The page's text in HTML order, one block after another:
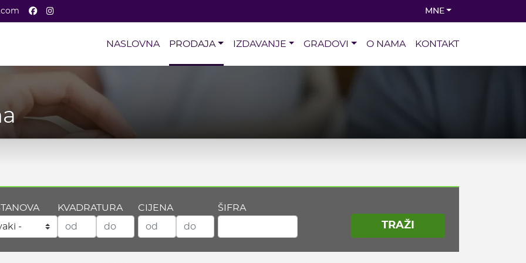
FacebookInstagram MNE
NASLOVNA PRODAJA IZDAVANJE GRADOVI O NAMA KONTAKT
KVADRATURA CIJENA ŠIFRA